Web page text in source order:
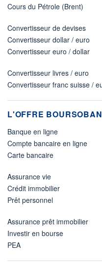
Cours du Pétrole (Brent)
Convertisseur de devises
Convertisseur dollar / euro
Convertisseur euro / dollar
Convertisseur livres / euro
Convertisseur franc suisse /
L'OFFRE
Banque en ligne
Compte bancaire en ligne
Carte bancaire
Assurance vie
Crédit immobilier
Prêt personnel
Assurance prêt immobilier
Investir en bourse
PEA